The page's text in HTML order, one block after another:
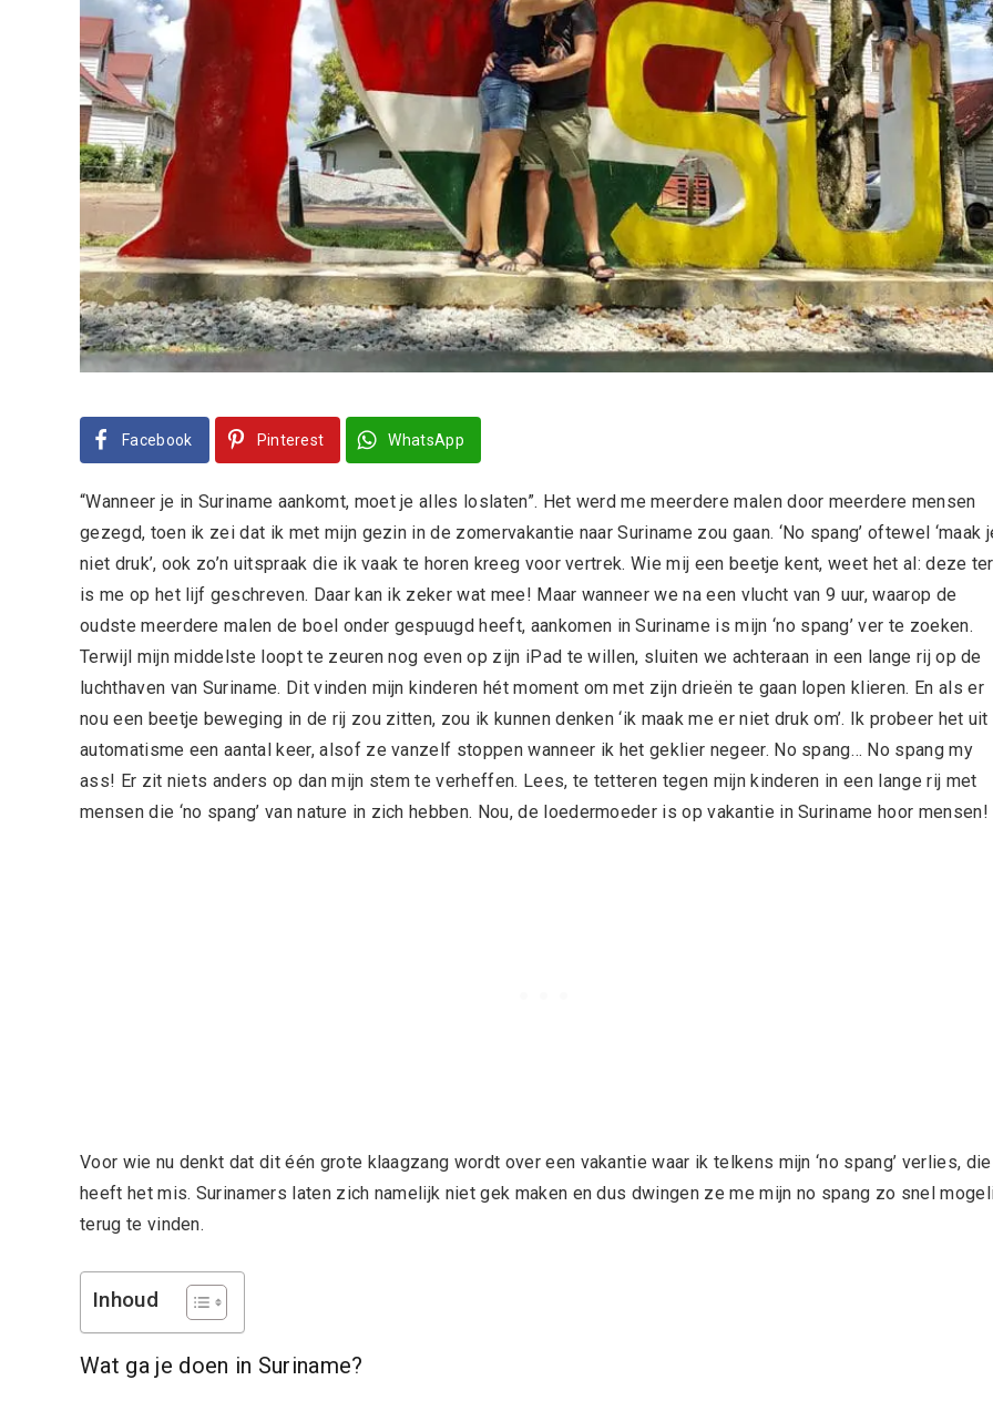
Facebook Pinterest WhatsApp
“Wanneer je in Suriname aankomt, moet je alles loslaten”. Het werd me meerdere malen door meerdere mensen
gezegd, toen ik zei dat ik met mijn gezin in de zomervakantie naar Suriname zou gaan. ‘No spang’ oftewel ‘maak
niet druk’, ook zo’n uitspraak die ik vaak te horen kreeg voor vertrek. Wie mij een beetje kent, weet het al: deze
is me op het lijf geschreven. Daar kan ik zeker wat mee! Maar wanneer we na een vlucht van 9 uur, waarop de
oudste meerdere malen de boel onder gespuugd heeft, aankomen in Suriname is mijn ‘no spang’ ver te zoeken.
Terwijl mijn middelste loopt te zeuren nog even op zijn iPad te willen, sluiten we achteraan in een lange rij op de
luchthaven van Suriname. Dit vinden mijn kinderen hét moment om met zijn drieën te gaan lopen klieren. En als er
nou een beetje beweging in de rij zou zitten, zou ik kunnen denken ‘ik maak me er niet druk om’. Ik probeer het uit
automatisme een aantal keer, alsof ze vanzelf stoppen wanneer ik het geklier negeer. No spang… No spang my
ass! Er zit niets anders op dan mijn stem te verheffen. Lees, te tetteren tegen mijn kinderen in een lange rij met
mensen die ‘no spang’ van nature in zich hebben. Nou, de loedermoeder is op vakantie in Suriname hoor mensen!
Voor wie nu denkt dat dit één grote klaagzang wordt over een vakantie waar ik telkens mijn ‘no spang’ verlies, die
heeft het mis. Surinamers laten zich namelijk niet gek maken en dus dwingen ze me mijn no spang zo snel
terug te vinden.
Inhoud
Wat ga je doen in Suriname?